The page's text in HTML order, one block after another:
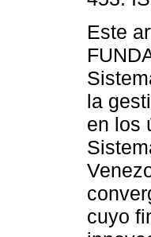
Este
la
en los
cuyo